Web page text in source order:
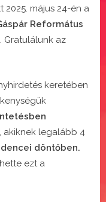
2025. május 24-én a
Református
Gratulálunk az
keretében
akiknek legalább 4
döntőben.
ezt a